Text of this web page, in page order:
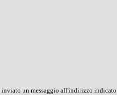
inviato un messaggio all'indirizzo